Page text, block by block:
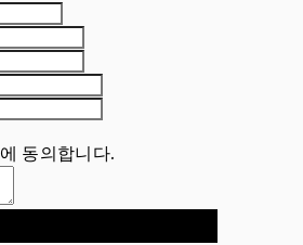
에 동의합니다.